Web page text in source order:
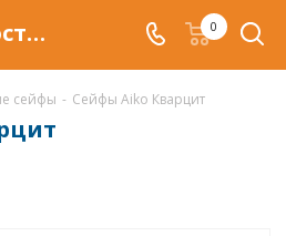
Огневзломостойкий сейф Aiko Кварцит купить в Воронеже, сейфы Aiko Кварцит с защитой от взлома и от огня по низкой цене c доставкой 0
сейфы - Сейфы Aiko Кварцит